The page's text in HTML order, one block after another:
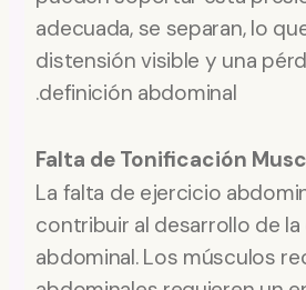
adecuada, se separan, lo
distensión visible y una
definición abdominal.
Falta de Tonificación
La falta de ejercicio
contribuir al desarrollo de la
abdominal. Los músculos